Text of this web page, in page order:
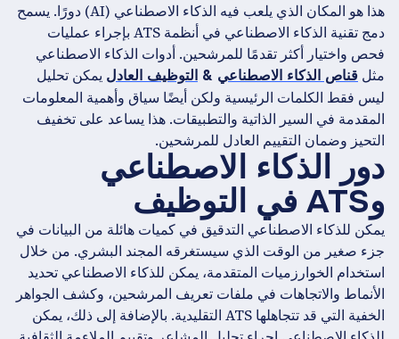
هذا هو المكان الذي يلعب فيه الذكاء الاصطناعي (AI) دورًا. يسمح
دمج تقنية الذكاء الاصطناعي في أنظمة ATS بإجراء عمليات
فحص واختيار أكثر تقدمًا للمرشحين. أدوات الذكاء الاصطناعي
مثلقناص الذكاء الاصطناعي&التوظيف العادليمكن تحليل
ليس فقط الكلمات الرئيسية ولكن أيضًا سياق وأهمية المعلومات
المقدمة في السير الذاتية والتطبيقات. هذا يساعد على تخفيف
التحيز وضمان التقييم العادل للمرشحين.
دور الذكاء الاصطناعي
وATS في التوظيف
يمكن للذكاء الاصطناعي التدقيق في كميات هائلة من البيانات في
جزء صغير من الوقت الذي سيستغرقه المجند البشري. من خلال
استخدام الخوارزميات المتقدمة، يمكن للذكاء الاصطناعي تحديد
الأنماط والاتجاهات في ملفات تعريف المرشحين، وكشف الجواهر
الخفية التي قد تتجاهلها ATS التقليدية. بالإضافة إلى ذلك، يمكن